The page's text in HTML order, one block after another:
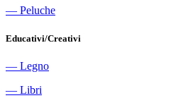
― Peluche
Educativi/Creativi
― Legno
― Libri